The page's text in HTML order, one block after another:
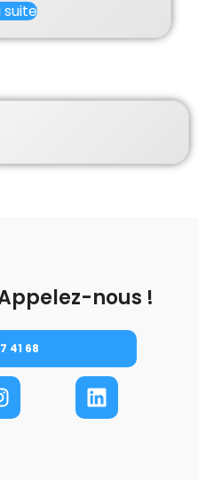
suite
nous !
41 68